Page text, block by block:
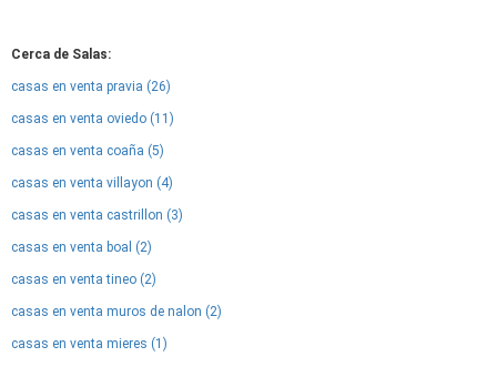
Cerca de Salas:
casas en venta pravia (26)
casas en venta oviedo (11)
casas en venta coaña (5)
casas en venta villayon (4)
casas en venta castrillon (3)
casas en venta boal (2)
casas en venta tineo (2)
casas en venta muros de nalon (2)
casas en venta mieres (1)